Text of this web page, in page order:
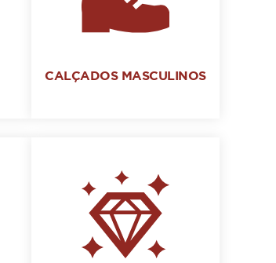
CALÇADOS MASCULINOS